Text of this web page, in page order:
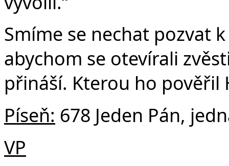
Smíme se nechat pozvat
abychom se otevírali
přináší. Kterou ho pověřil
Píseň: 678 Jeden Pán,
VP